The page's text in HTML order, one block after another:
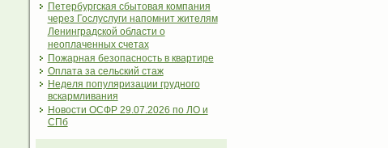
Петербургская сбытовая компания
через Гослуслуги напомнит жителям
Ленинградской области о
неоплаченных счетах
Пожарная безопасность в квартире
Оплата за сельский стаж
Неделя популяризации грудного
вскармливания
Новости ОСФР 29.07.2026 по ЛО и
СПб